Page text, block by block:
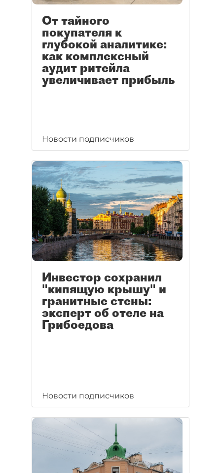
От тайного
покупателя к
глубокой аналитике:
как комплексный
аудит ритейла
увеличивает прибыль
Новости подписчиков
Инвестор сохранил
"кипящую крышу" и
гранитные стены:
эксперт об отеле на
Грибоедова
Новости подписчиков